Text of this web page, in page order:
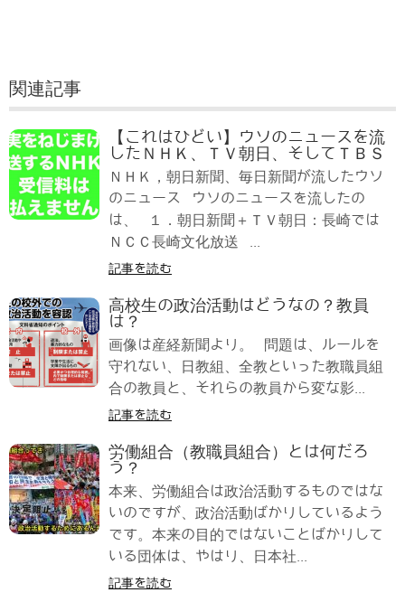
関連記事
【これはひどい】ウソのニュースを流
したＮＨＫ、ＴＶ朝日、そしてＴＢＳ
ＮＨＫ，朝日新聞、毎日新聞が流したウソ
のニュース ウソのニュースを流したの
は、 １．朝日新聞＋ＴＶ朝日：長崎では
ＮＣＣ長崎文化放送 ...
記事を読む
高校生の政治活動はどうなの？教員
は？
画像は産経新聞より。 問題は、ルールを
守れない、日教組、全教といった教職員組
合の教員と、それらの教員から変な影...
記事を読む
労働組合（教職員組合）とは何だろ
う？
本来、労働組合は政治活動するものではな
いのですが、政治活動ばかりしているよう
です。本来の目的ではないことばかりして
いる団体は、やはり、日本社...
記事を読む